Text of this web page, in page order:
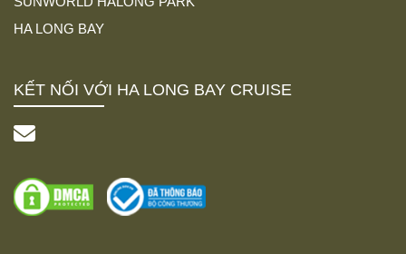
HA LONG BAY
KẾT NỐI VỚI HA LONG BAY CRUISE